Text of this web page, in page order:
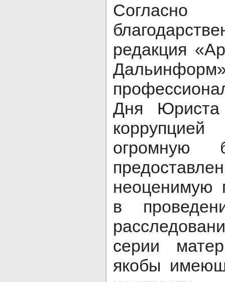
редакция
Дня
огромную
неоценимую
в
серии
якобы